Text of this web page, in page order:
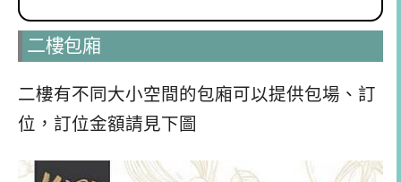
二樓包廂
二樓有不同大小空間的包廂可以提供包場、訂
位，訂位金額請見下圖